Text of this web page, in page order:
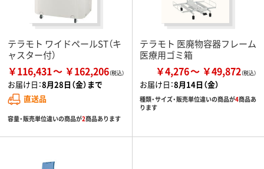
テラモト ワイドペールST（キ
ャスター付）
￥116,431 ￥162,206
お届け日：8月28日（金）まで
直送品
容量・販売単位違いの商品が2商品あります
テラモト 医廃物容器フレーム
医療用ゴミ箱
￥4,276 ￥49,872
お届け日：8月14日（金）
種類・サイズ・販売単位違いの商品が4商品あ
ります